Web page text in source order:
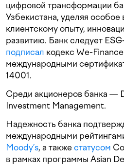
цифровой трансформации
Узбекистана, уделяя особое
клиентскому опыту,
развитию. Банк следует
подписал кодекс We-
международными
14001.
Среди акционеров банка —
Investment Management.
Надежность банка
международными
Moody’s, а такжестатусом
в рамках программы Asian